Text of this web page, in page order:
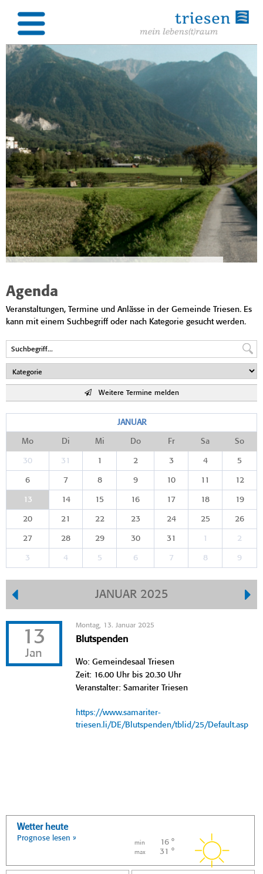
Agenda
Veranstaltungen, Termine und Anlässe in der Gemeinde Triesen. Es
kann mit einem Suchbegriff oder nach Kategorie gesucht werden.
Weitere Termine melden
JANUAR
Mo Di Mi Do Fr Sa So
30 31 1 2 3 4 5
6 7 8 9 10 11 12
13 14 15 16 17 18 19
20 21 22 23 24 25 26
27 28 29 30 31 1 2
3 4 5 6 7 8 9
JANUAR 2025
13
Jan
Montag, 13. Januar 2025
Blutspenden
Wo: Gemeindesaal Triesen
Zeit: 16.00 Uhr bis 20.30 Uhr
Veranstalter: Samariter Triesen
https://www.samariter-
triesen.li/DE/Blutspenden/tblid/25/Default.asp
Wetter heute
Prognose lesen »
min 16 °
max 31 °